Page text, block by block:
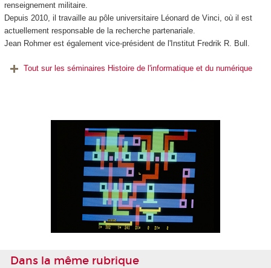
renseignement militaire.
Depuis 2010, il travaille au pôle universitaire Léonard de Vinci, où il est
actuellement responsable de la recherche partenariale.
Jean Rohmer est également vice-président de l'Institut Fredrik R. Bull.
Tout sur les séminaires Histoire de l'informatique et du numérique
Dans la même rubrique